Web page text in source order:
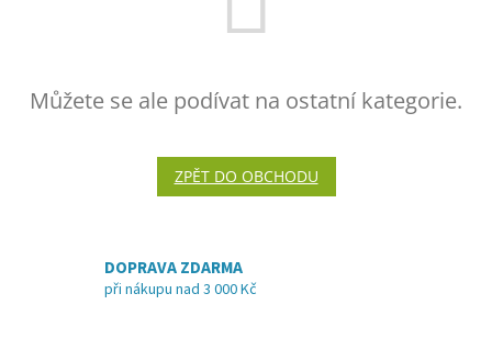
Můžete se ale podívat na ostatní kategorie.
ZPĚT DO OBCHODU
DOPRAVA ZDARMA
při nákupu nad 3 000 Kč